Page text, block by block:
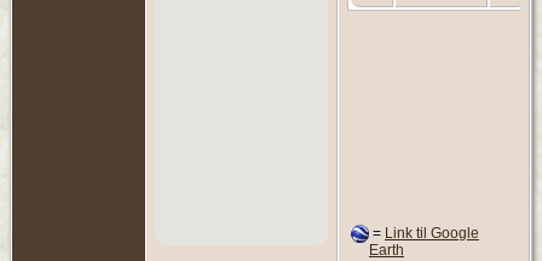
= Link til Google
Earth